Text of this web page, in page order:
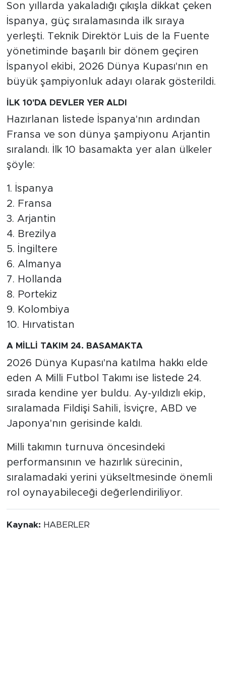
Son yıllarda yakaladığı çıkışla dikkat çeken
İspanya, güç sıralamasında ilk sıraya
yerleşti. Teknik Direktör Luis de la Fuente
yönetiminde başarılı bir dönem geçiren
İspanyol ekibi, 2026 Dünya Kupası'nın en
büyük şampiyonluk adayı olarak gösterildi.
İLK 10'DA DEVLER YER ALDI
Hazırlanan listede İspanya'nın ardından
Fransa ve son dünya şampiyonu Arjantin
sıralandı. İlk 10 basamakta yer alan ülkeler
şöyle:
1. İspanya
2. Fransa
3. Arjantin
4. Brezilya
5. İngiltere
6. Almanya
7. Hollanda
8. Portekiz
9. Kolombiya
10. Hırvatistan
A MİLLİ TAKIM 24. BASAMAKTA
2026 Dünya Kupası'na katılma hakkı elde
eden A Milli Futbol Takımı ise listede 24.
sırada kendine yer buldu. Ay-yıldızlı ekip,
sıralamada Fildişi Sahili, İsviçre, ABD ve
Japonya'nın gerisinde kaldı.
Milli takımın turnuva öncesindeki
performansının ve hazırlık sürecinin,
sıralamadaki yerini yükseltmesinde önemli
rol oynayabileceği değerlendiriliyor.
Kaynak: HABERLER